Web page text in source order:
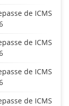
de ICMS
de ICMS
de ICMS
de ICMS